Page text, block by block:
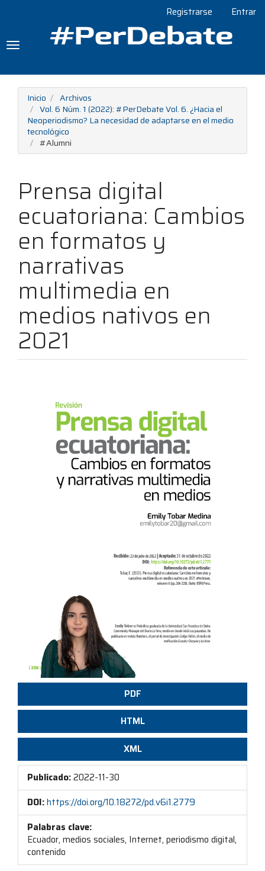
Contenido
principal
Registrarse Entrar
Toggle
Inicio
Archivos
Vol. 6 Núm. 1 (2022): #PerDebate Vol. 6. ¿Hacia el
Neoperiodismo? La necesidad de adaptarse en el medio
tecnológico
#Alumni
Prensa digital
ecuatoriana: Cambios
en formatos y
narrativas
multimedia en
medios nativos en
2021
lateral
artículo
PDF
HTML
XML
Publicado:2022-11-30
DOI:https://doi.org/10.18272/pd.v6i1.2779
Palabras clave:
Ecuador, medios sociales, Internet, periodismo digital,
contenido